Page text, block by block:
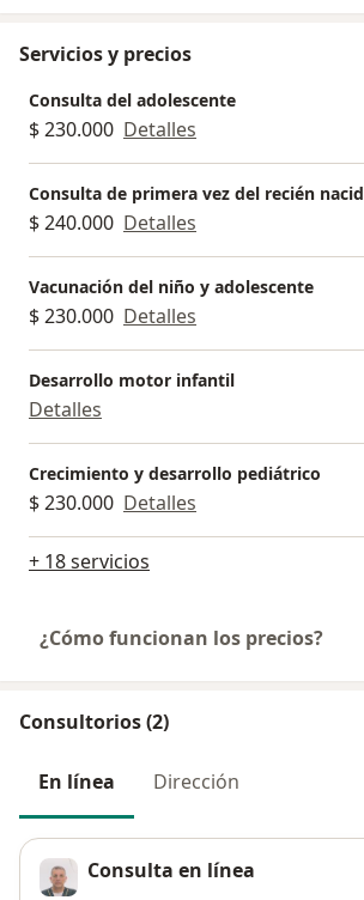
Servicios y precios
Consulta del adolescente
$ 230.000 Detalles
Consulta de primera vez del recién
$ 240.000 Detalles
Vacunación del niño y adolescente
$ 230.000 Detalles
Desarrollo motor infantil
Detalles
Crecimiento y desarrollo pediátrico
$ 230.000 Detalles
+ 18 servicios
¿Cómo funcionan los precios?
Consultorios (2)
En línea Dirección
Consulta en línea